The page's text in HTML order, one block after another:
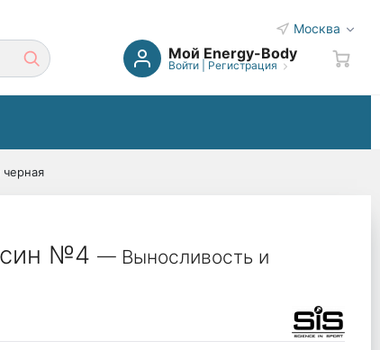
Москва
Мой Energy-Body
Войти| Регистрация
№4 — Выносливость и